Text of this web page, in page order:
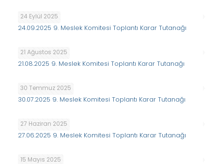
24 Eylül 2025
24.09.2025 9. Meslek Komitesi Toplantı Karar Tutanağı
21 Ağustos 2025
21.08.2025 9. Meslek Komitesi Toplantı Karar Tutanağı
30 Temmuz 2025
30.07.2025 9. Meslek Komitesi Toplantı Karar Tutanağı
27 Haziran 2025
27.06.2025 9. Meslek Komitesi Toplantı Karar Tutanağı
15 Mayıs 2025